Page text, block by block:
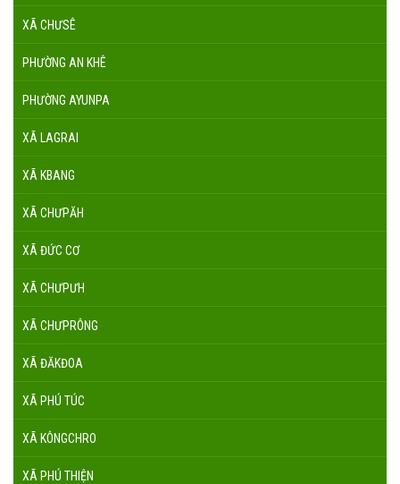
XÃ CHƯSÊ
PHƯỜNG AN KHÊ
PHƯỜNG AYUNPA
XÃ LAGRAI
XÃ KBANG
XÃ CHƯPĂH
XÃ ĐỨC CƠ
XÃ CHƯPƯH
XÃ CHƯPRÔNG
XÃ ĐĂKĐOA
XÃ PHÚ TÚC
XÃ KÔNGCHRO
XÃ PHÚ THIỆN